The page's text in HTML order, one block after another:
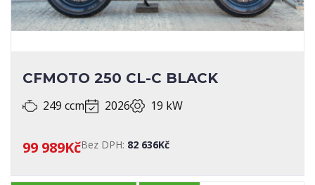
CFMOTO 250 CL-C BLACK
249 ccm 2026 19 kW
99 989KčBez DPH: 82 636Kč